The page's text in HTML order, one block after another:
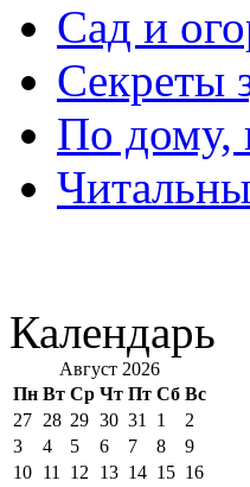
Сад и
Секреты
По дому,
Календарь
Август 2026
Пн Вт Ср Чт Пт Сб Вс
27 28 29 30 31 1
2
3
4 5 6 7 8
9
10 11 12 13 14 15 16